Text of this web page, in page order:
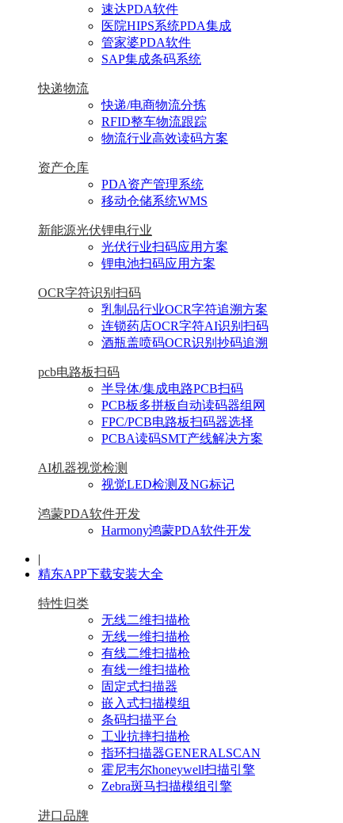
速达PDA软件
医院HIPS系统PDA集成
管家婆PDA软件
SAP集成条码系统
快递物流
快递/电商物流分拣
RFID整车物流跟踪
物流行业高效读码方案
资产仓库
PDA资产管理系统
移动仓储系统WMS
新能源光伏锂电行业
光伏行业扫码应用方案
锂电池扫码应用方案
OCR字符识别扫码
乳制品行业OCR字符追溯方案
连锁药店OCR字符AI识别扫码
酒瓶盖喷码OCR识别抄码追溯
pcb电路板扫码
半导体/集成电路PCB扫码
PCB板多拼板自动读码器组网
FPC/PCB电路板扫码器选择
PCBA读码SMT产线解决方案
AI机器视觉检测
视觉LED检测及NG标记
鸿蒙PDA软件开发
Harmony鸿蒙PDA软件开发
|
精东APP下载安装大全
特性归类
无线二维扫描枪
无线一维扫描枪
有线二维扫描枪
有线一维扫描枪
固定式扫描器
嵌入式扫描模组
条码扫描平台
工业抗摔扫描枪
指环扫描器GENERALSCAN
霍尼韦尔honeywell扫描引擎
Zebra斑马扫描模组引擎
进口品牌